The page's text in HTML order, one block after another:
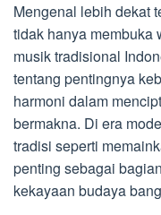
Mengenal lebih dekat
tidak hanya membuka
musik tradisional
tentang pentingnya
harmoni dalam
bermakna. Di era
tradisi seperti
penting sebagai
kekayaan budaya